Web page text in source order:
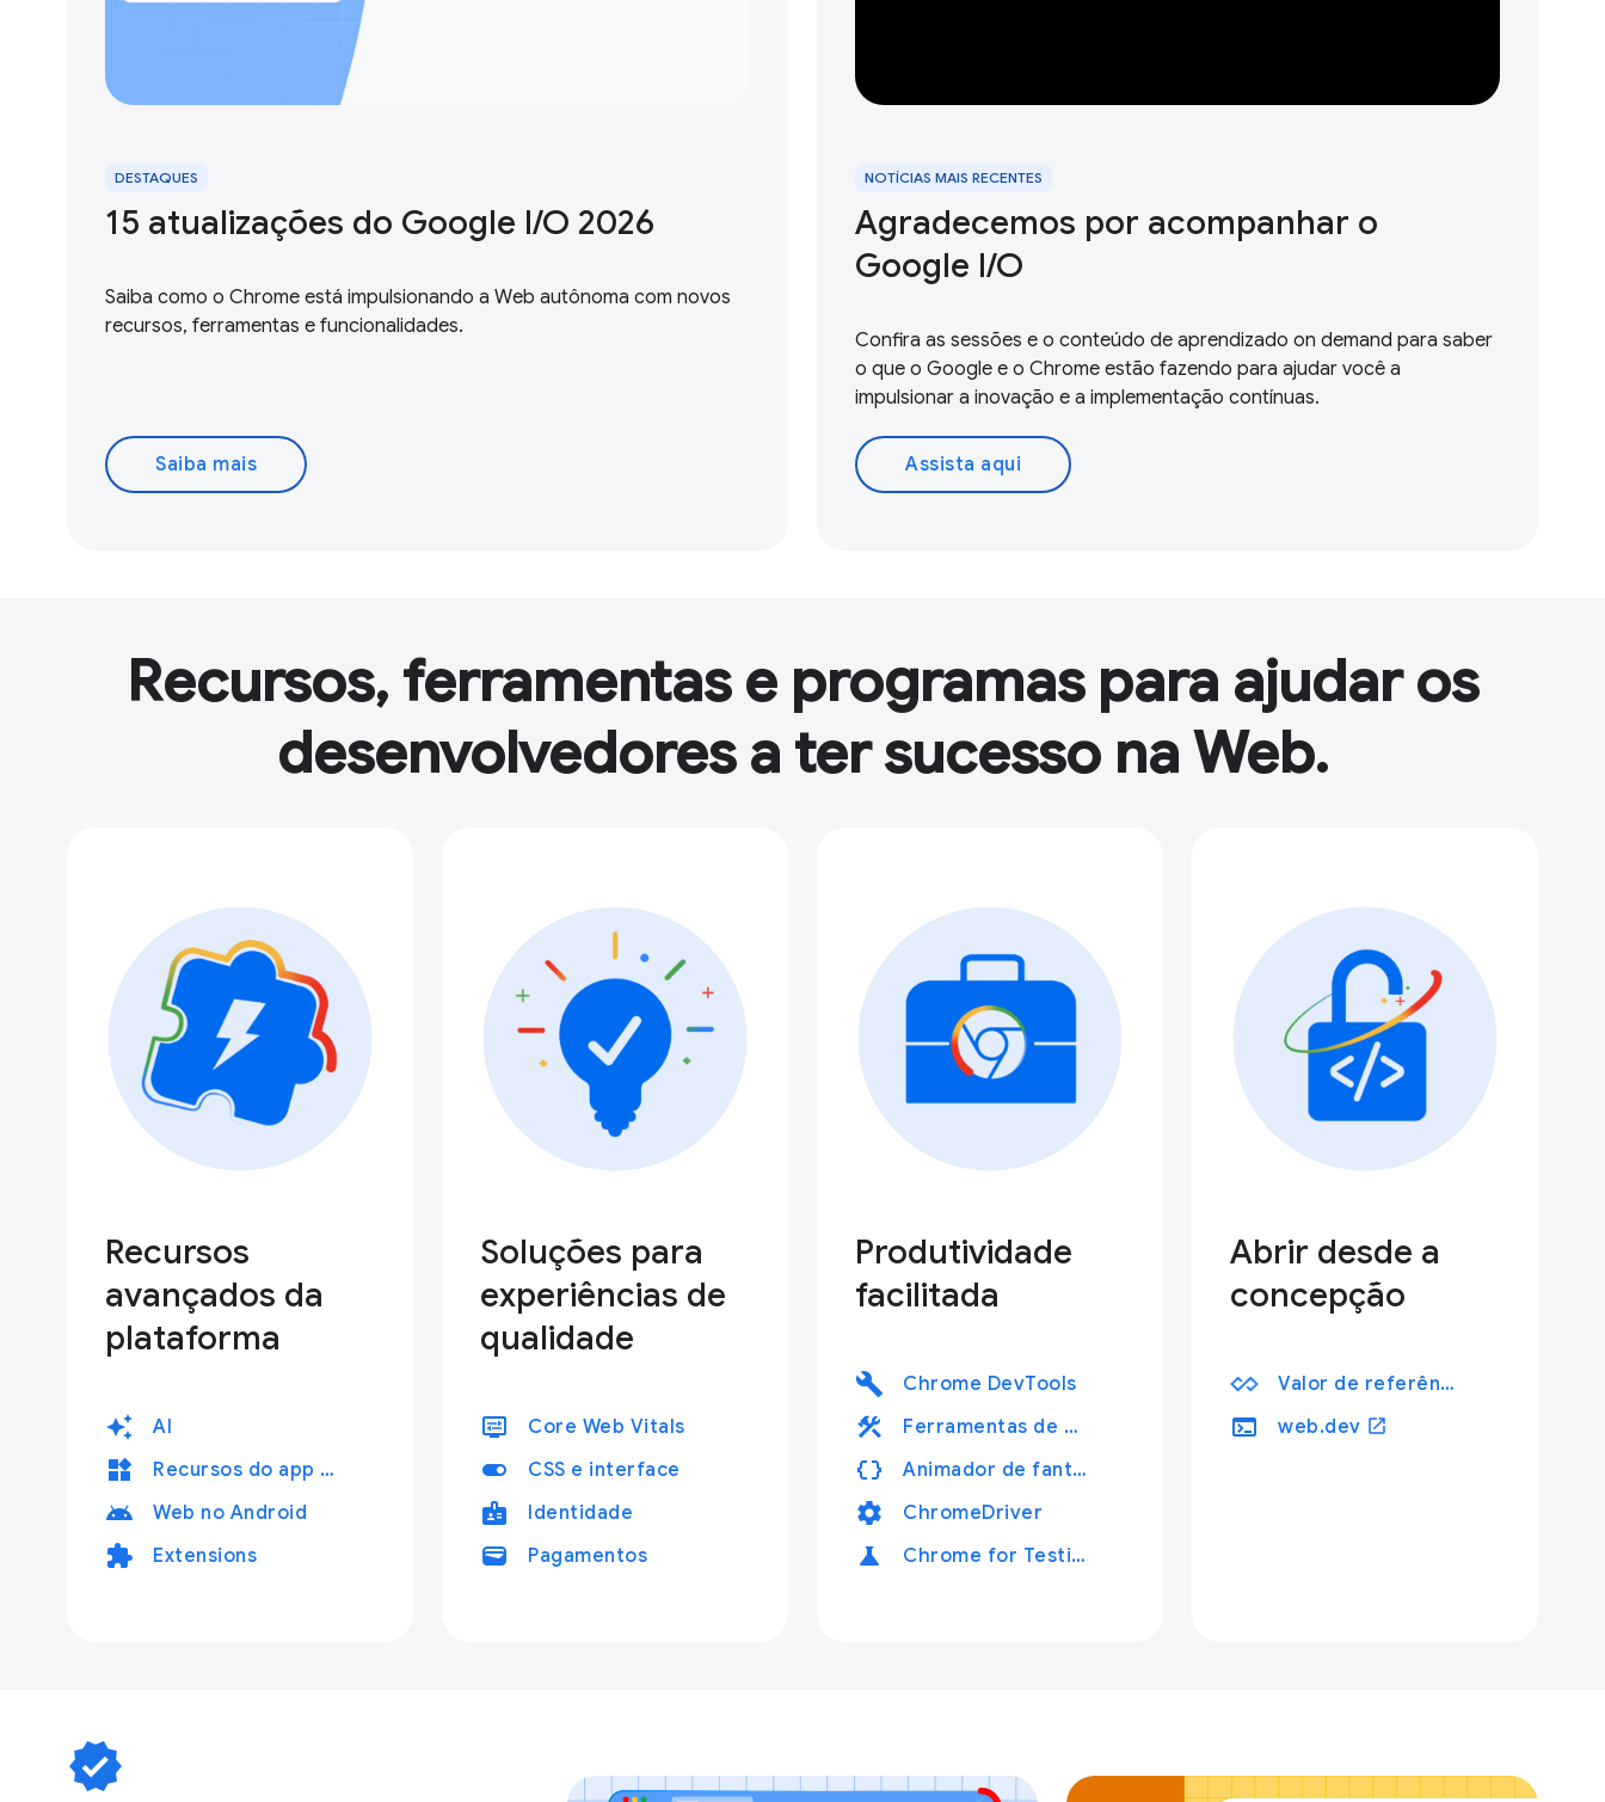
DESTAQUES
15 atualizações do Google I / O 2026
Saiba como o Chrome está impulsionando a Web autônoma com novos
recursos, ferramentas e funcionalidades.
Saiba mais
NOTÍCIAS MAIS RECENTES
Agradecemos por acompanhar o
Google I / O
Confira as sessões e o conteúdo de aprendizado on demand para saber
o que o Google e o Chrome estão fazendo para ajudar você a
impulsionar a inovação e a implementação contínuas.
Assista aqui
Recursos, ferramentas e programas para ajudar os
desenvolvedores a ter sucesso na Web.
Recursos
avançados da
plataforma
auto_awesome AI
widgets Recursos do app da Web
android Web no Android
extension Extensions
Soluções para
experiências de
qualidade
display_settings Core Web Vitals
toggle_on CSS e interface
badge Identidade
wallet Pagamentos
Produtividade
facilitada
build Chrome DevTools
construction Ferramentas de desempenho
data_object Animador de fantoches
settings ChromeDriver
science Chrome for Testing
Abrir desde a
concepção
Valor de referência
terminal web.dev open_in_new
verified